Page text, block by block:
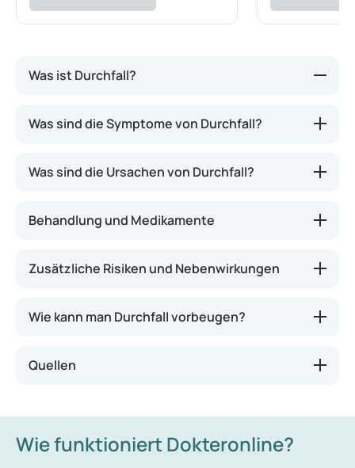
Was ist Durchfall?
Durchfall, auch als Diarrhö bezeichnet, ist ein
auftritt. Durchfall kann akut sein und verschwindet
länger als zwei Wochen, spricht man von
chronischem Durchfall. In diesem Fall kann eine
vorliegen.
Was sind die Symptome von Durchfall?
Was sind die Ursachen von Durchfall?
Behandlung und Medikamente
Zusätzliche Risiken und Nebenwirkungen
Wie kann man Durchfall vorbeugen?
Quellen
Wie funktioniert Dokteronline?